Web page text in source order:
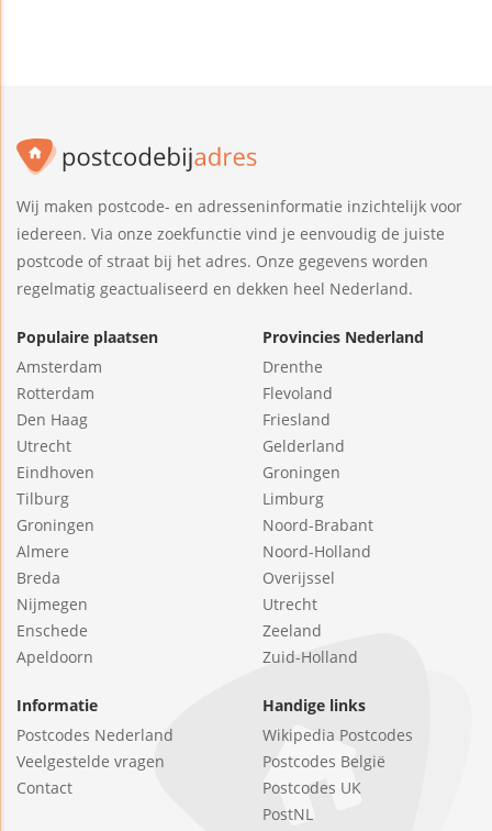
Wij maken postcode- en adresseninformatie inzichtelijk voor
iedereen. Via onze zoekfunctie vind je eenvoudig de juiste
postcode of straat bij het adres. Onze gegevens worden
regelmatig geactualiseerd en dekken heel Nederland.
Populaire plaatsen
Amsterdam
Rotterdam
Den Haag
Utrecht
Eindhoven
Tilburg
Groningen
Almere
Breda
Nijmegen
Enschede
Apeldoorn
Provincies Nederland
Drenthe
Flevoland
Friesland
Gelderland
Groningen
Limburg
Noord-Brabant
Noord-Holland
Overijssel
Utrecht
Zeeland
Zuid-Holland
Informatie
Postcodes Nederland
Veelgestelde vragen
Contact
Handige links
Wikipedia Postcodes
Postcodes België
Postcodes UK
PostNL